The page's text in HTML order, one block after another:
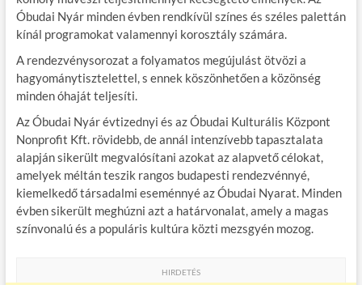
Óbudai Nyár minden évben rendkívül színes és széles palettán
kínál programokat valamennyi korosztály számára.
A rendezvénysorozat a folyamatos megújulást ötvözi a
hagyománytisztelettel, s ennek köszönhetően a közönség
minden óhaját teljesíti.
Az Óbudai Nyár évtizednyi és az Óbudai Kulturális Központ
Nonprofit Kft. rövidebb, de annál intenzívebb tapasztalata
alapján sikerült megvalósítani azokat az alapvető célokat,
amelyek méltán teszik rangos budapesti rendezvénnyé,
kiemelkedő társadalmi eseménnyé az Óbudai Nyarat. Minden
évben sikerült meghúzni azt a határvonalat, amely a magas
színvonalú és a populáris kultúra közti mezsgyén mozog.
HIRDETÉS